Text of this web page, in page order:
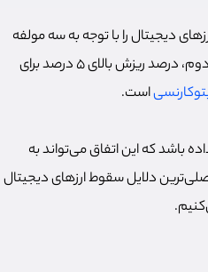
دیجیتال را با توجه به سه مولفه
تعریف کرد. مولفه اول کاهش قیمت همزمان اکثریت ارزهای دیجیتال است. مولفه دوم، درصد ریزش بالای 5 درصد برای
است.
باشد که این اتفاق می‌تواند به
دلایل سقوط ارزهای دیجیتال